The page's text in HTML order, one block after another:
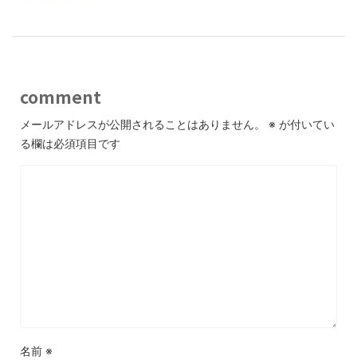
comment
メールアドレスが公開されることはありません。 ※ が付いてい
る欄は必須項目です
名前 ※